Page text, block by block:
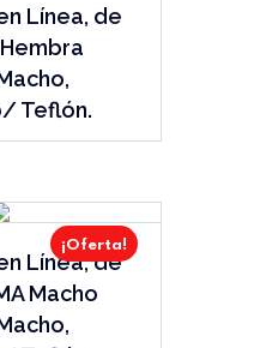
Línea, de
Teflón.
¡Oferta!
Línea, de
Macho